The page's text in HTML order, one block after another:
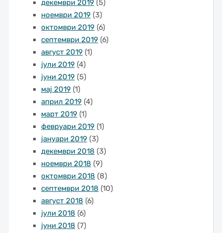
декември 2019 (5)
ноември 2019 (3)
октомври 2019 (6)
септември 2019 (6)
август 2019 (1)
јули 2019 (4)
јуни 2019 (5)
мај 2019 (1)
април 2019 (4)
март 2019 (1)
февруари 2019 (1)
јануари 2019 (3)
декември 2018 (3)
ноември 2018 (9)
октомври 2018 (8)
септември 2018 (10)
август 2018 (6)
јули 2018 (6)
јуни 2018 (7)